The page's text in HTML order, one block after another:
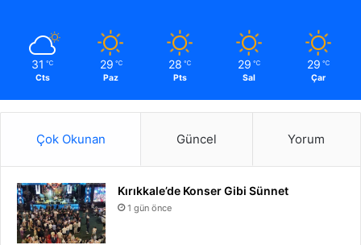
31 ℃
Cts
29 ℃
Paz
28 ℃
Pts
29 ℃
Sal
29 ℃
Çar
Çok Okunan Güncel Yorum
Kırıkkale’de Konser Gibi Sünnet
1 gün önce